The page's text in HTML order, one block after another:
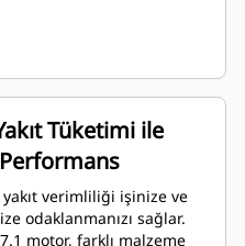
kutucukları.
gezinirken kaydırma
hatırlanacaktır.
ve kol
ettirilirken kamera
görünecektir.
"nasıl yapılır" videoları ile
ve teknoloji özellikleri
bilgi edinmek için
Tüketimi ile
yakıt verimliliği işinize ve
odaklanmanızı sağlar.
motor, farklı malzeme